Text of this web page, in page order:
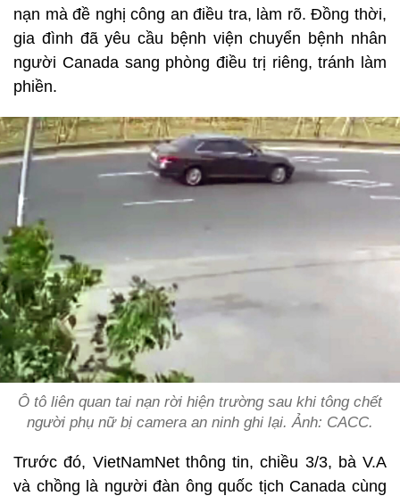
nạn mà đề nghị công an điều tra, làm rõ. Đồng thời,
gia đình đã yêu cầu bệnh viện chuyển bệnh nhân
người Canada sang phòng điều trị riêng, tránh làm
phiền.
Ô tô liên quan tai nạn rời hiện trường sau khi tông chết
người phụ nữ bị camera an ninh ghi lại. Ảnh: CACC.
Trước đó, VietNamNet thông tin, chiều 3/3, bà V.A
và chồng là người đàn ông quốc tịch Canada cùng